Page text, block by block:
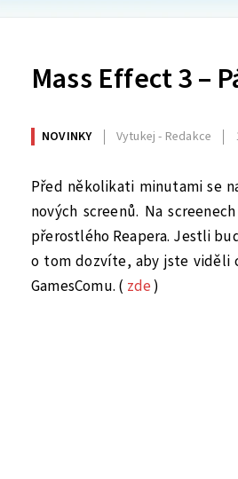
Mass Effect 3 –
NOVINKY Vytukej - Redakce
Před několikati minutami se
nových screenů. Na
přerostlého Reapera. Jestli
o tom dozvíte, aby jste viděli
GamesComu. ( zde )